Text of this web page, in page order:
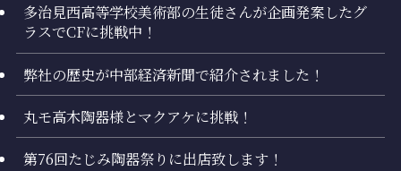
多治見西高等学校美術部の生徒さんが企画発案したグ
ラスでCFに挑戦中！
弊社の歴史が中部経済新聞で紹介されました！
丸モ高木陶器様とマクアケに挑戦！
第76回たじみ陶器祭りに出店致します！